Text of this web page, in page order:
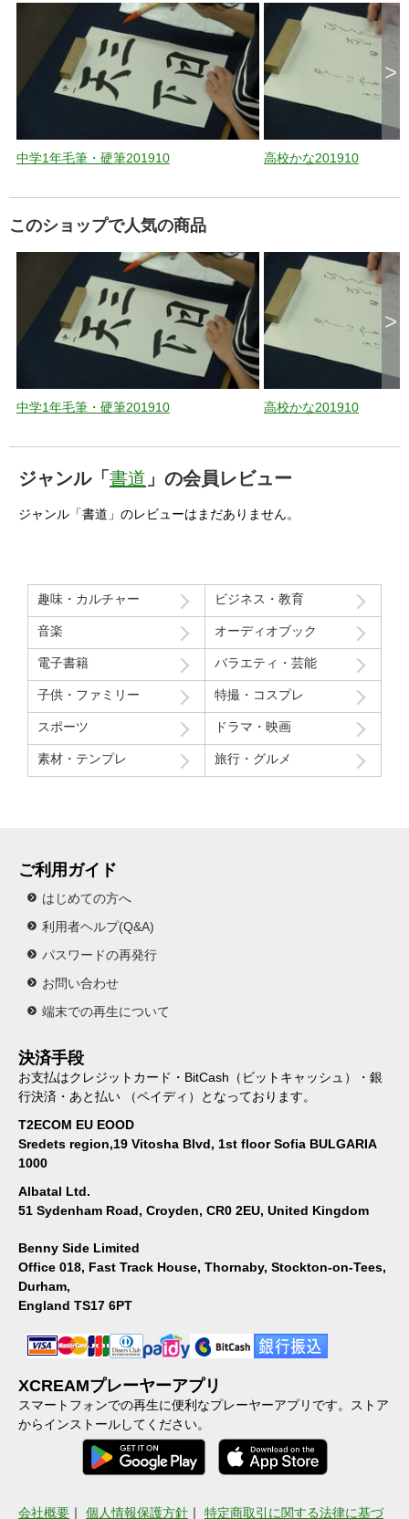
中学1年毛筆・硬筆201910 高校かな201910
>
このショップで人気の商品
中学1年毛筆・硬筆201910 高校かな201910
>
ジャンル「 書道 」の会員レビュー
ジャンル「書道」のレビューはまだありません。
趣味・カルチャー ビジネス・教育
音楽 オーディオブック
電子書籍 バラエティ・芸能
子供・ファミリー 特撮・コスプレ
スポーツ ドラマ・映画
素材・テンプレ 旅行・グルメ
ご利用ガイド
はじめての方へ
利用者ヘルプ(Q&A)
パスワードの再発行
お問い合わせ
端末での再生について
決済手段
お支払はクレジットカード・BitCash（ビットキャッシュ）・銀
行決済・あと払い （ペイディ）となっております。
T2ECOM EU EOOD
Sredets region,19 Vitosha Blvd, 1st floor Sofia BULGARIA
1000
Albatal Ltd.
51 Sydenham Road, Croyden, CR0 2EU, United Kingdom
Benny Side Limited
Office 018, Fast Track House, Thornaby, Stockton-on-Tees,
Durham,
England TS17 6PT
XCREAMプレーヤーアプリ
スマートフォンでの再生に便利なプレーヤーアプリです。ストア
からインストールしてください。
会社概要 ｜ 個人情報保護方針 ｜ 特定商取引に関する法律に基づ